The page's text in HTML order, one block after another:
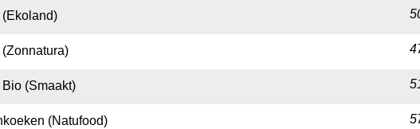
(Smaakt)
(Natufood)